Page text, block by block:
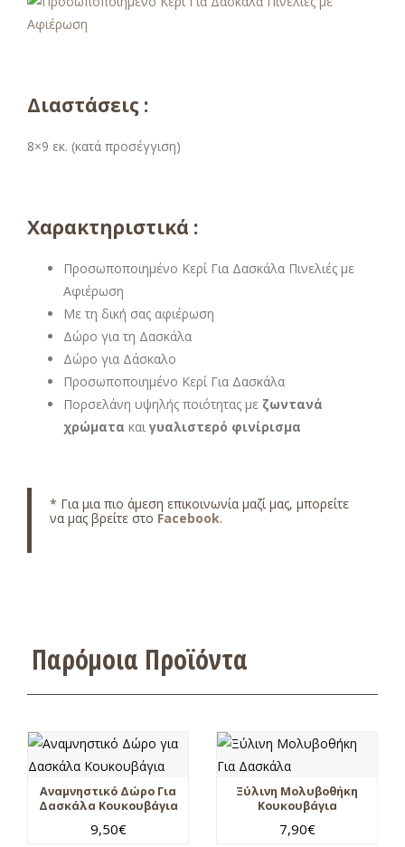
Διαστάσεις :
8×9 εκ. (κατά προσέγγιση)
Χαρακτηριστικά :
Προσωποποιημένο Κερί Για Δασκάλα Πινελιές με
Αφιέρωση
Με τη δική σας αφιέρωση
Δώρο για τη Δασκάλα
Δώρο για Δάσκαλο
Προσωποποιημένο Κερί Για Δασκάλα
Πορσελάνη υψηλής ποιότητας με ζωντανά
χρώματα και γυαλιστερό φινίρισμα
* Για μια πιο άμεση επικοινωνία μαζί μας, μπορείτε
να μας βρείτε στο Facebook.
Παρόμοια Προϊόντα
Αναμνηστικό Δώρο Για
Δασκάλα Κουκουβάγια
9,50€
Ξύλινη Μολυβοθήκη
Κουκουβάγια
7,90€